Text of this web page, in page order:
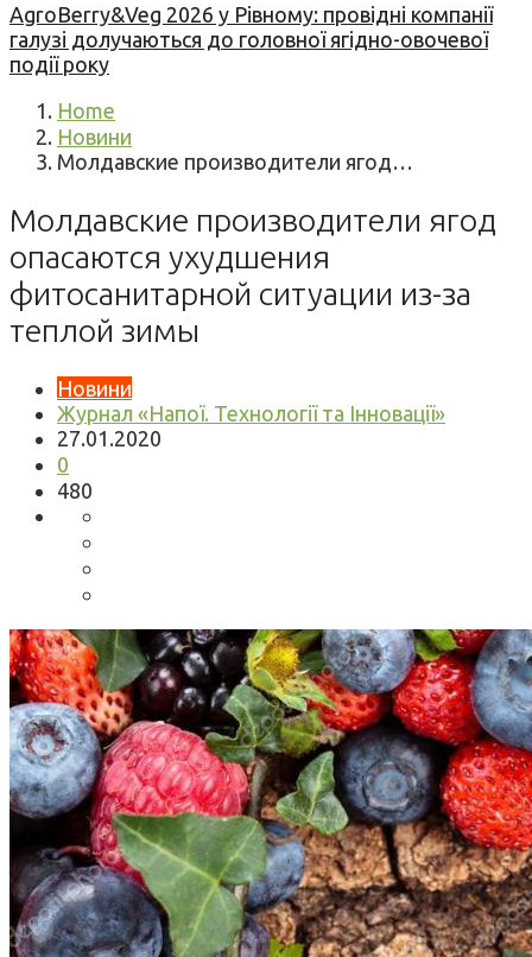
AgroBerry&Veg 2026 у Рівному: провідні компанії
галузі долучаються до головної ягідно-овочевої
події року
Home
Новини
Молдавские производители ягод…
Молдавские производители ягод
опасаются ухудшения
фитосанитарной ситуации из-за
теплой зимы
Новини
Журнал «Напої. Технології та Інновації»
27.01.2020
0
480